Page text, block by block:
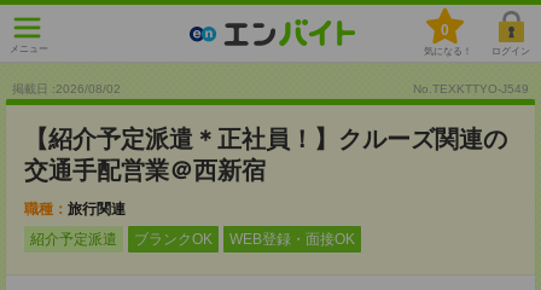
メニュー
0
気になる！ ログイン
掲載日 :2026/08/02 No.TEXKTTYO-J549
【紹介予定派遣＊正社員！】クルーズ関連の
交通手配営業＠西新宿
職種： 旅行関連
紹介予定派遣
ブランクOK WEB登録・面接OK